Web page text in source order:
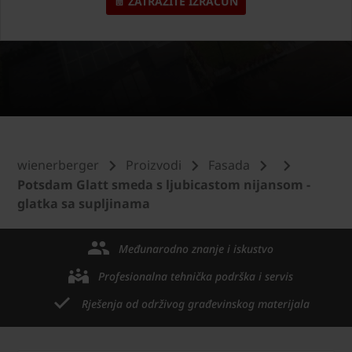
wienerberger Proizvodi
Fasada
Potsdam Glatt smeda s ljubicastom nijansom -
glatka sa supljinama
Međunarodno znanje i iskustvo
Profesionalna tehnička podrška i servis
Rješenja od održivog građevinskog materijala